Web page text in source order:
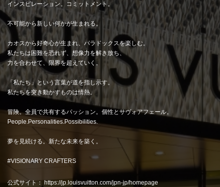
インスピレーション。コミットメント。
不可能から新しい何かが生まれる。
カオスから好奇心が生まれ、パラドックスを楽しむ。
私たちは困難を恐れず、想像力を解き放ち、
力を合わせて、限界を超えていく。
「私たち」という言葉が道を指し示す。
私たちを突き動かすものは情熱。
冒険。全員で共有するパッション。個性とサヴォアフェール。
People.Personalities.Possibilities.
夢を見続ける。新たな未来を築く。
#VISIONARY CRAFTERS
公式サイト： https://jp.louisvuitton.com/jpn-jp/homepage